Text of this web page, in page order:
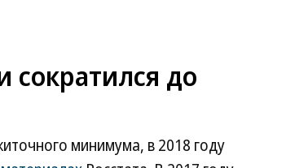
сократился до
минимума, в 2018 году